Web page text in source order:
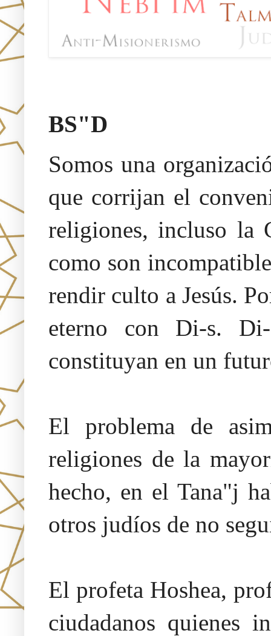
BS"D
Somos una
que corrijan el
religiones, incluso la
como son
rendir culto a Jesús.
eterno con Di-s.
constituyan en un
El problema de
religiones de la
hecho, en el Tana"j
otros judíos de no
El profeta Hoshea,
ciudadanos quienes